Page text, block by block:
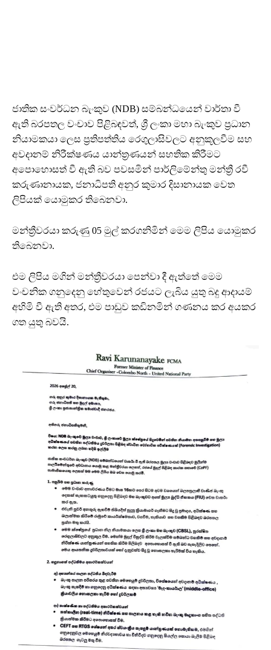
ජාතික සංවර්ධන බැංකුව (NDB) සම්බන්ධයෙන් වාර්තා වී
ඇති බරපතල වංචාව පිළිබඳවත්, ශ්‍රී ලංකා මහා බැංකුව ප්‍රධාන
නියාමකයා ලෙස ප්‍රතිපත්තිය රෙගුලාසිවලට අනුකූලවීම සහ
අවදානම් නිරීක්ෂණය යාන්ත්‍රණයන් සහතික කිරීමට
අපොහොසත් වී ඇති බව පවසමින් පාර්ලිමේන්තු මන්ත්‍රී රවී
කරුණානායක, ජනාධිපති අනුර කුමාර දිසානායක වෙත
ලිපියක් යොමුකර තිබෙනවා.
මන්ත්‍රීවරයා කරුණු 05 මුල් කරගනිමින් මෙම ලිපිය යොමුකර
තිබෙනවා.
එම ලිපිය මගින් මන්ත්‍රීවරයා පෙන්වා දී ඇත්තේ මෙම
වංචනික ගනුදෙනු හේතුවෙන් රජයට ලැබිය යුතු බදු ආදායම්
අහිමි වී ඇති අතර, එම පාඩුව කඩිනමින් ගණනය කර අයකර
ගත යුතු බවයි.